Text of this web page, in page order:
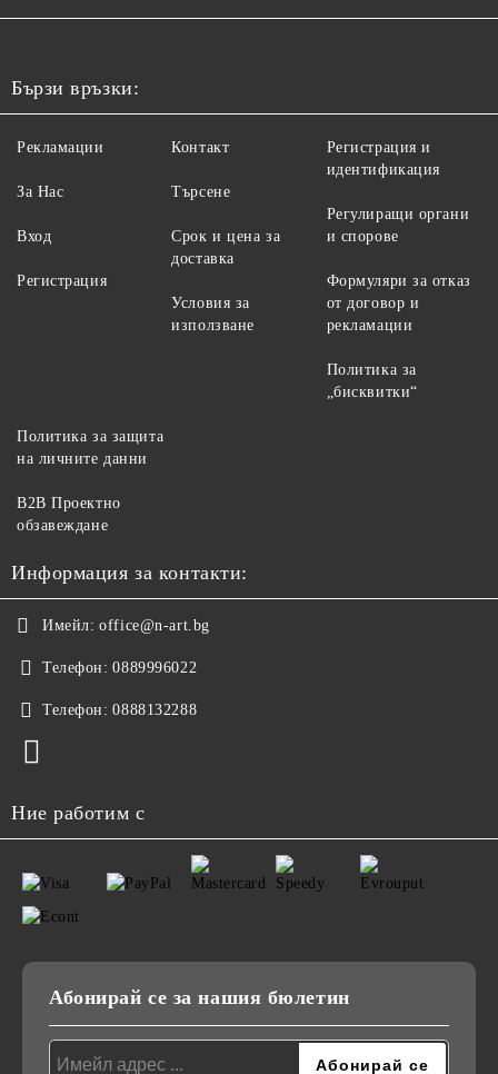
Бързи връзки:
Рекламации
За Нас
Вход
Регистрация
Контакт
Търсене
Срок и цена за
доставка
Условия за
използване
Регистрация и
идентификация
Регулиращи органи
и спорове
Формуляри за отказ
от договор и
рекламации
Политика за
„бисквитки“
Политика за защита
на личните данни
B2B Проектно
обзавеждане
Информация за контакти:
Имейл: office@n-art.bg
Телефон: 0889996022
Телефон: 0888132288
Ние работим с
Абонирай се за нашия бюлетин